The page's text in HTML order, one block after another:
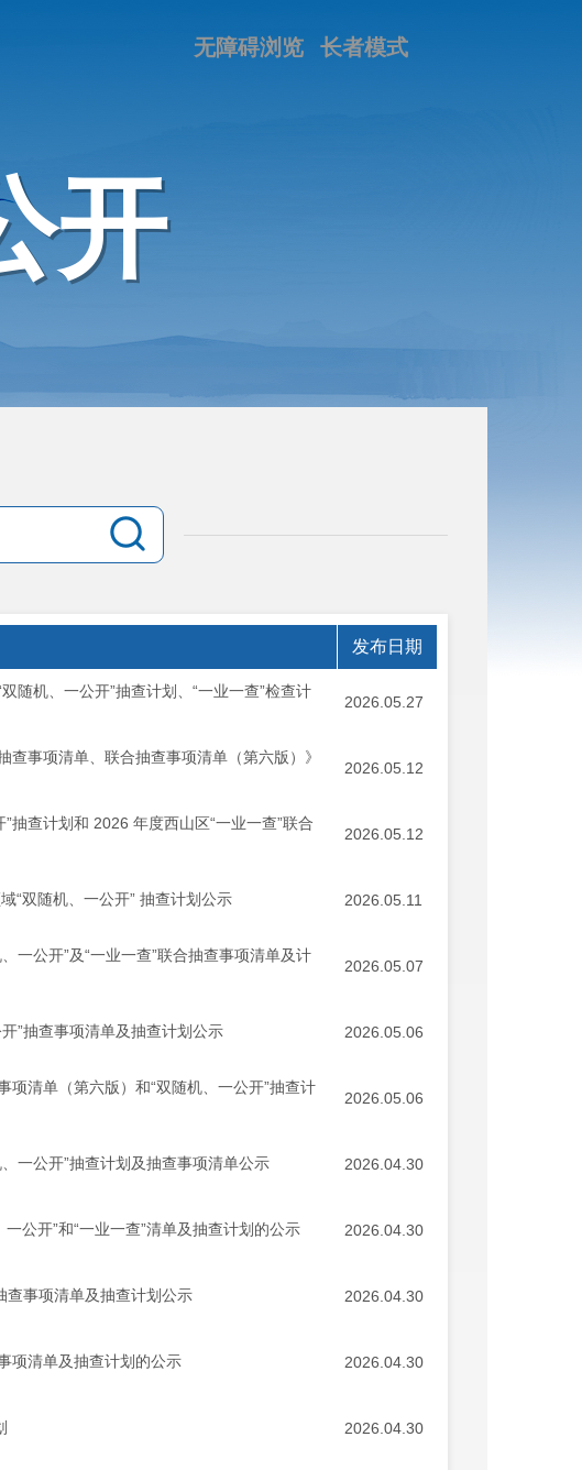
长者模式
无障碍浏览
开
发布日期
随机、一公开”抽查计划、“一业一查”检查计
2026.05.27
事项清单、联合抽查事项清单（第六版）》
2026.05.12
抽查计划和 2026 年度西山区“一业一查”联合
2026.05.12
“双随机、一公开” 抽查计划公示 2026.05.11
一公开”及“一业一查”联合抽查事项清单及计
2026.05.07
”抽查事项清单及抽查计划公示 2026.05.06
清单（第六版）和“双随机、一公开”抽查计
2026.05.06
一公开”抽查计划及抽查事项清单公示 2026.04.30
公开”和“一业一查”清单及抽查计划的公示 2026.04.30
查事项清单及抽查计划公示 2026.04.30
项清单及抽查计划的公示 2026.04.30
2026.04.30